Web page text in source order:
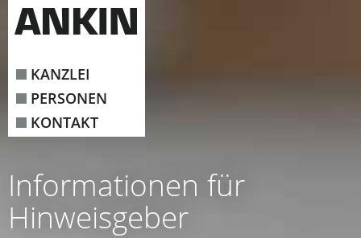
KANZLEI
PERSONEN
KONTAKT
Informationen für
Hinweisgeber